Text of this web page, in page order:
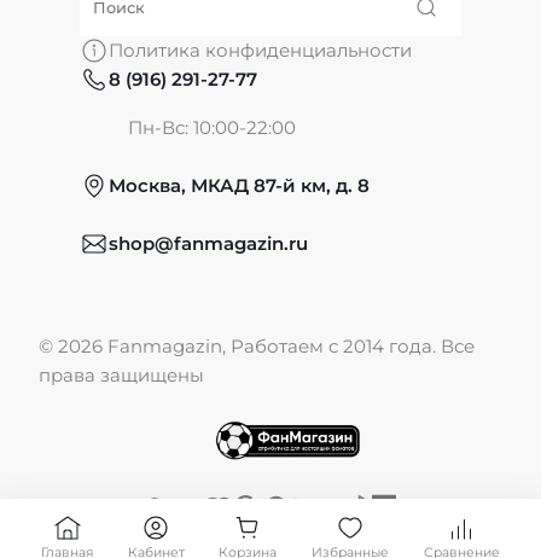
О нас
Обмен и возврат
Публичная оферта
Политика конфиденциальности
8 (916) 291-27-77
Пн-Вс: 10:00-22:00
Москва, МКАД 87-й км, д. 8
shop@fanmagazin.ru
© 2026 Fanmagazin, Работаем с 2014 года. Все
права защищены
Главная Кабинет Корзина Избранные Сравнение